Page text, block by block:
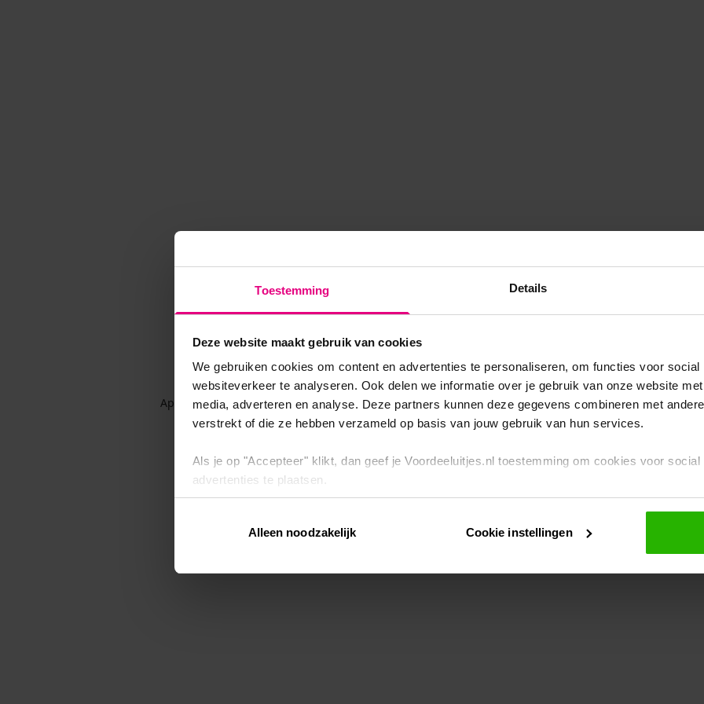
Toestemming Details
Deze website maakt gebruik van cookies
We gebruiken cookies om content en advertenties te personaliseren, om functies voor
websiteverkeer te analyseren. Ook delen we informatie over je gebruik van onze website
media, adverteren en analyse. Deze partners kunnen deze gegevens combineren met
verstrekt of die ze hebben verzameld op basis van jouw gebruik van hun services.
Als je op "Accepteer" klikt, dan geef je Voordeeluitjes.nl toestemming om cookies voor
advertenties te plaatsen.
Via "Cookie instellingen" kun je ook zelf instellen welke cookies worden geplaatst. Je kunt je
intrekken op onscookiebeleid.
Alleen noodzakelijk Cookie instellingen
Application error: a client-side exception has occurred while loadingwww.voordeeluitjes.nl (see the